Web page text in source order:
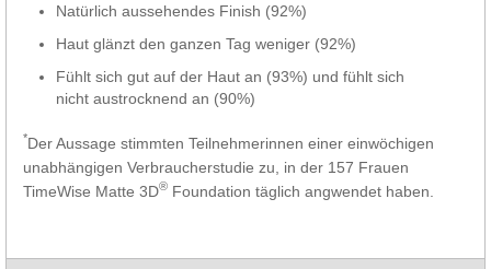
Natürlich aussehendes Finish (92%)
Haut glänzt den ganzen Tag weniger (92%)
Fühlt sich gut auf der Haut an (93%) und fühlt sich
nicht austrocknend an (90%)
*Der Aussage stimmten Teilnehmerinnen einer einwöchigen
unabhängigen Verbraucherstudie zu, in der 157 Frauen
TimeWise Matte 3D® Foundation täglich angwendet haben.